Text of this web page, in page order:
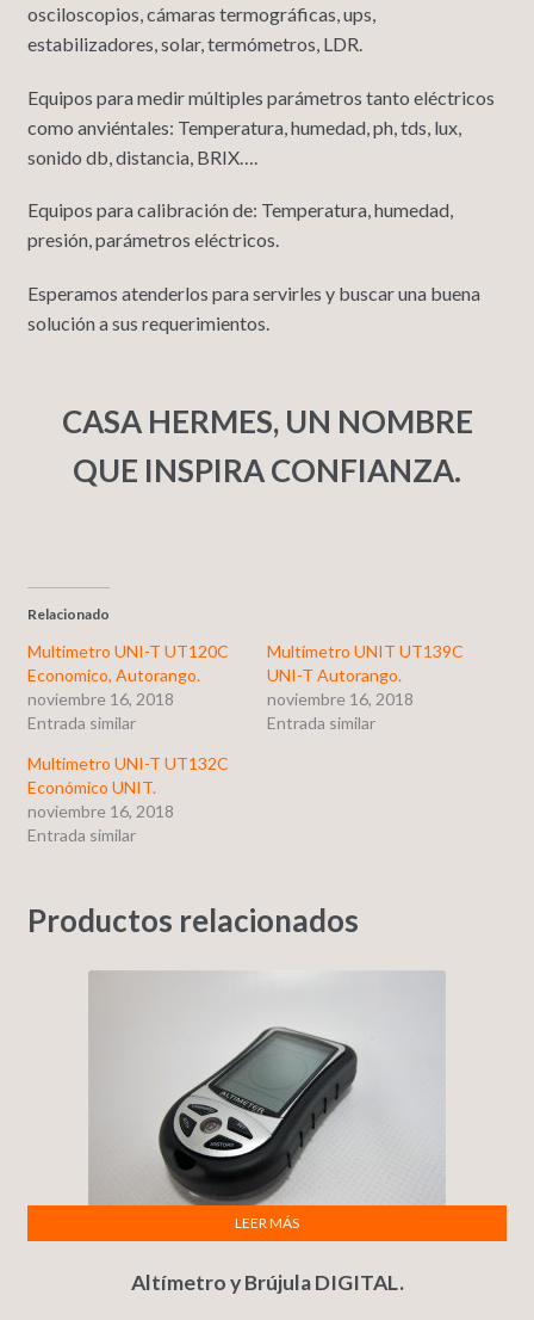
osciloscopios, cámaras termográficas, ups,
estabilizadores, solar, termómetros, LDR.
Equipos para medir múltiples parámetros tanto eléctricos
como anviéntales: Temperatura, humedad, ph, tds, lux,
sonido db, distancia, BRIX….
Equipos para calibración de: Temperatura, humedad,
presión, parámetros eléctricos.
Esperamos atenderlos para servirles y buscar una buena
solución a sus requerimientos.
CASA HERMES, UN NOMBRE
QUE INSPIRA CONFIANZA.
Relacionado
Multimetro UNI-T UT120C
Economico, Autorango.
noviembre 16, 2018
Entrada similar
Multímetro UNIT UT139C
UNI-T Autorango.
noviembre 16, 2018
Entrada similar
Multimetro UNI-T UT132C
Económico UNIT.
noviembre 16, 2018
Entrada similar
Productos relacionados
Altímetro y Brújula DIGITAL.
LEER MÁS